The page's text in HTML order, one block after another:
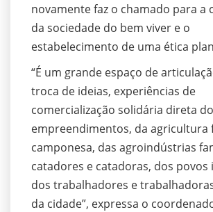
novamente faz o chamado para a
da sociedade do bem viver e o
estabelecimento de uma ética
“É um grande espaço de
troca de ideias, experiências de
comercialização solidária direta
empreendimentos, da agricultura
camponesa, das agroindústrias
catadores e catadoras, dos povos
dos trabalhadores e
da cidade”, expressa o